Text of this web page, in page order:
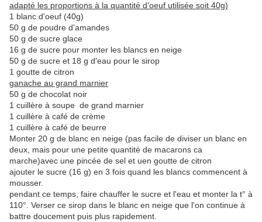
adapté les proportions à la quantité d'oeuf utilisée soit 40g)
1 blanc d'oeuf (40g)
50 g de poudre d'amandes
50 g de sucre glace
16 g de sucre pour monter les blancs en neige
50 g de sucre et 18 g d'eau pour le sirop
1 goutte de citron
ganache au grand marnier
50 g de chocolat noir
1 cuillère à soupe de grand marnier
1 cuillère à café de crème
1 cuillère à café de beurre
Monter 20 g de blanc en neige (pas facile de diviser un blanc en
deux, mais pour une petite quantité de macarons ca
marche)avec une pincée de sel et uen goutte de citron
ajouter le sucre (16 g) en 3 fois quand les blancs commencent à
mousser.
pendant ce temps, faire chauffer le sucre et l'eau et monter la t° à
110°. Verser ce sirop dans le blanc en neige que l'on continue à
battre doucement puis plus rapidement.